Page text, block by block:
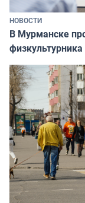
НОВОСТИ
В Мурманске
физкультурника